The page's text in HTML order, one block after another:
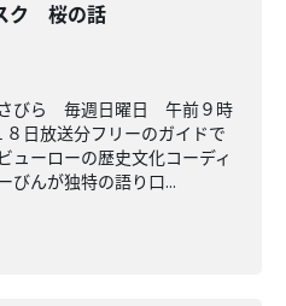
ク 桜の話
びら 毎週日曜日 午前９時
日放送分フリーのガイドで
ューローの歴史文化コーディ
びんが独特の語り口...